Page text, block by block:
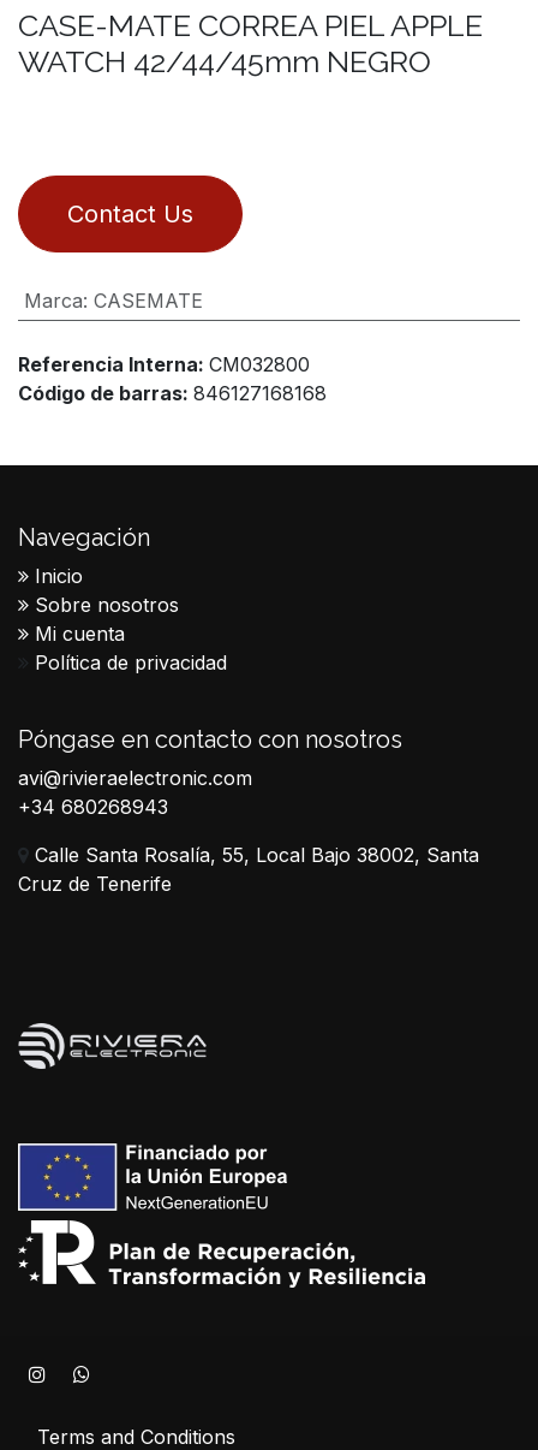
CASE-MATE CORREA PIEL APPLE
WATCH 42/44/45mm NEGRO
Contact Us
Marca: CASEMATE
Referencia Interna: CM032800
Código de barras: 846127168168
Navegación
Inicio
Sobre nosotros
Mi cuenta
Política de privacidad
Póngase en contacto con nosotros
avi@rivieraelectronic.com
+34 680268943
Calle Santa Rosalía, 55, Local Bajo 38002, Santa
Cruz de Tenerife
Terms and Conditions